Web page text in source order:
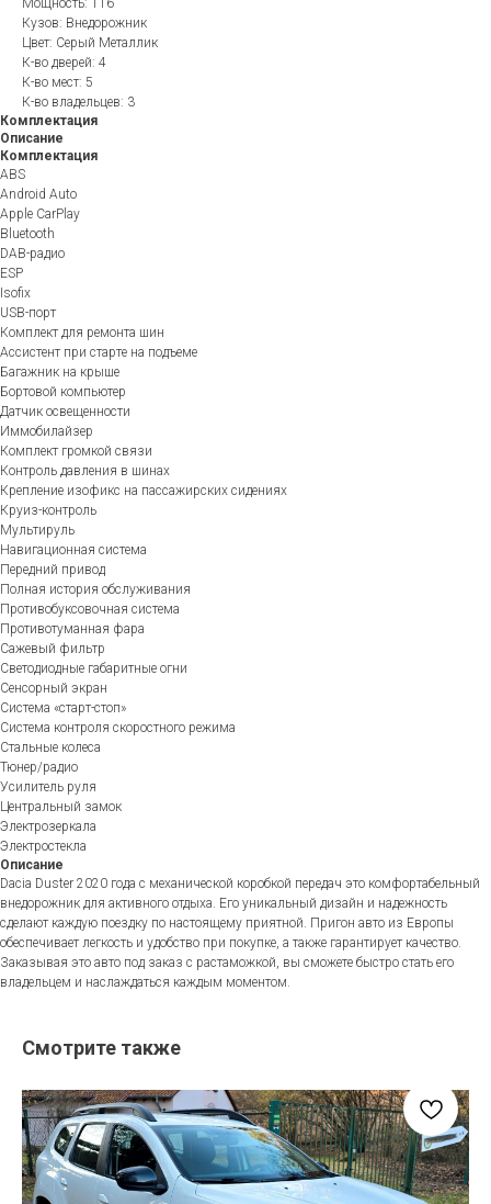
Мощность: 116
Кузов: Внедорожник
Цвет: Серый Металлик
К-во дверей: 4
К-во мест: 5
К-во владельцев: 3
Комплектация
Описание
Комплектация
ABS
Android Auto
Apple CarPlay
Bluetooth
DAB-радио
ESP
Isofix
USB-порт
Комплект для ремонта шин
Ассистент при старте на подъеме
Багажник на крыше
Бортовой компьютер
Датчик освещенности
Иммобилайзер
Комплект громкой связи
Контроль давления в шинах
Крепление изофикс на пассажирских сидениях
Круиз-контроль
Мультируль
Навигационная система
Передний привод
Полная история обслуживания
Противобуксовочная система
Противотуманная фара
Сажевый фильтр
Светодиодные габаритные огни
Сенсорный экран
Система «старт-стоп»
Система контроля скоростного режима
Стальные колеса
Тюнер/радио
Усилитель руля
Центральный замок
Электрозеркала
Электростекла
Описание
Dacia Duster 2020 года с механической коробкой передач это комфортабельный
внедорожник для активного отдыха. Его уникальный дизайн и надежность
сделают каждую поездку по настоящему приятной. Пригон авто из Европы
обеспечивает легкость и удобство при покупке, а также гарантирует качество.
Заказывая это авто под заказ с растаможкой, вы сможете быстро стать его
владельцем и наслаждаться каждым моментом.
Смотрите также